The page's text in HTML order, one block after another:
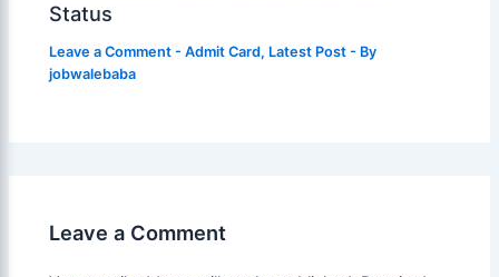
Status
Leave a Comment -Admit Card, Latest Post - By
jobwalebaba
Leave a Comment